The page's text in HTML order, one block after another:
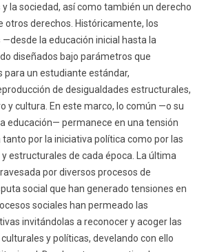
la sociedad, así como también un derecho
otros derechos. Históricamente, los
la educación inicial hasta la
diseñados bajo parámetros que
para un estudiante estándar,
de desigualdades estructurales,
y cultura. En este marco, lo común —o su
educación— permanece en una tensión
por la iniciativa política como por las
estructurales de cada época. La última
por diversos procesos de
social que han generado tensiones en
sociales han permeado las
invitándolas a reconocer y acoger las
y políticas, develando con ello